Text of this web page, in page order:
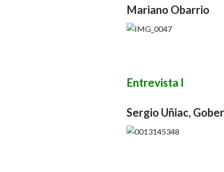
Mariano Obarrio
Entrevista I
Sergio Uñiac,